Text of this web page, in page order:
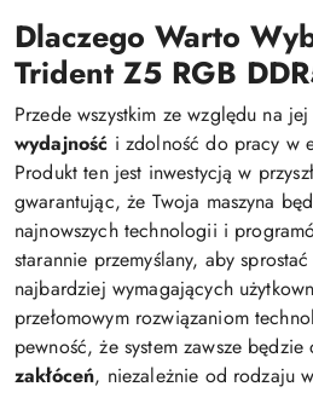
Dlaczego Warto
Trident Z5 RGB
Przede wszystkim ze względu na jej
wydajność i zdolność do pracy w
Produkt ten jest inwestycją w
gwarantując, że Twoja maszyna
najnowszych technologii i
starannie przemyślany, aby
najbardziej wymagających
przełomowym rozwiązaniom
pewność, że system zawsze będzie
zakłóceń, niezależnie od rodzaju